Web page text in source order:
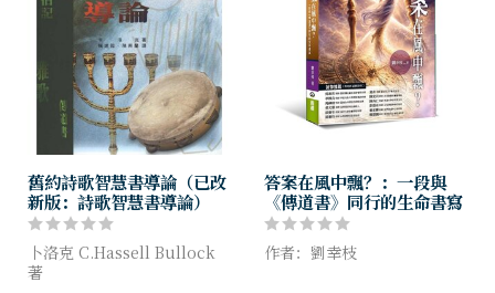
舊約詩歌智慧書導論（已改
新版：詩歌智慧書導論）
卜洛克 C.Hassell Bullock
著
答案在風中飄？：一段與
《傳道書》同行的生命書寫
作者：劉幸枝